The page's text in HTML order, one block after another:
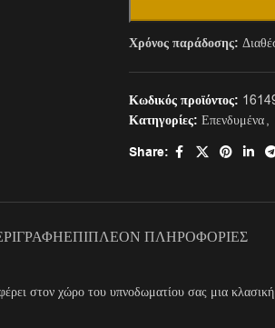
Χρόνος παράδοσης:
Κωδικός προϊόντος:
Κατηγορίες: Επενδυμένα,
Share:
ΕΠΙΠΛΈΟΝ ΠΛΗΡΟΦΟΡΊΕΣ
στον χώρο του υπνοδωματίου σας μια